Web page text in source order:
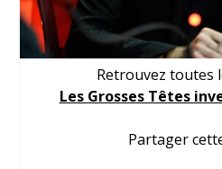
Retrouvez toutes
Les Grosses Têtes
Partager